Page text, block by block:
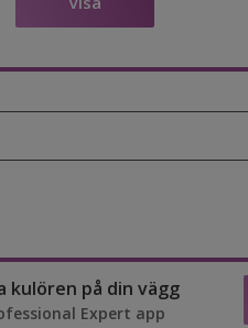
kulören på din vägg
Expert app